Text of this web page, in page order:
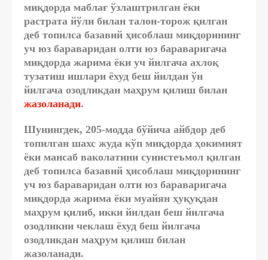
миқдорда маблағ ўзлаштрилган ёки
растрата йўли билан талон-торож қилган
деб топилса базавий ҳисоблаш миқдорининг
уч юз бараваридан олти юз бараваригача
миқдорда жарима ёки уч йилгача ахлоқ
тузатиш ишлари ёхуд беш йилдан ўн
йилгача озодликдан маҳрум қилиш билан
жазоланади.
Шунингдек, 205-модда бўйича айбдор деб
топилган шахс жуда кўп миқдорда ҳокимият
ёки мансаб ваколатини суиистеъмол қилган
деб топилса базавий ҳисоблаш миқдорининг
уч юз бараваридан олти юз бараваригача
миқдорда жарима ёки муайян ҳуқуқдан
маҳрум қилиб, икки йилдан беш йилгача
озодликни чеклаш ёхуд беш йилгача
озодликдан маҳрум қилиш билан
жазоланади.